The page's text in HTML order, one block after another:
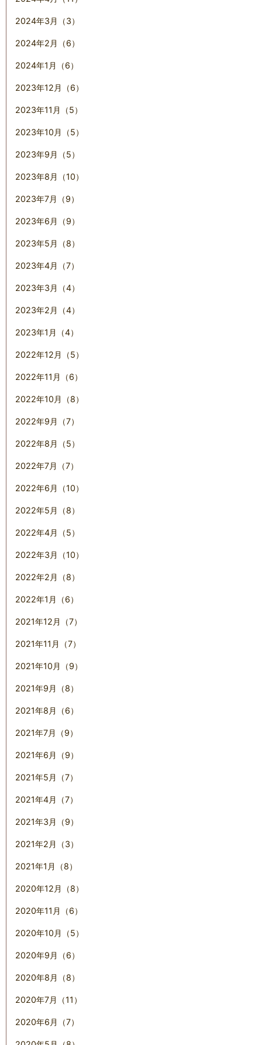
2024年3月（3）
2024年2月（6）
2024年1月（6）
2023年12月（6）
2023年11月（5）
2023年10月（5）
2023年9月（5）
2023年8月（10）
2023年7月（9）
2023年6月（9）
2023年5月（8）
2023年4月（7）
2023年3月（4）
2023年2月（4）
2023年1月（4）
2022年12月（5）
2022年11月（6）
2022年10月（8）
2022年9月（7）
2022年8月（5）
2022年7月（7）
2022年6月（10）
2022年5月（8）
2022年4月（5）
2022年3月（10）
2022年2月（8）
2022年1月（6）
2021年12月（7）
2021年11月（7）
2021年10月（9）
2021年9月（8）
2021年8月（6）
2021年7月（9）
2021年6月（9）
2021年5月（7）
2021年4月（7）
2021年3月（9）
2021年2月（3）
2021年1月（8）
2020年12月（8）
2020年11月（6）
2020年10月（5）
2020年9月（6）
2020年8月（8）
2020年7月（11）
2020年6月（7）